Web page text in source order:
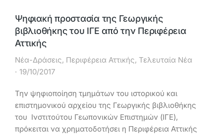
Ψηφιακή προστασία της Γεωργικής
βιβλιοθήκης του ΙΓΕ από την Περιφέρεια
Αττικής
Νέα-Δράσεις, Περιφέρεια Αττικής, Τελευταία Νέα
19/10/2017
Την ψηφιοποίηση τμημάτων του ιστορικού και
επιστημονικού αρχείου της Γεωργικής βιβλιοθήκης
του Ινστιτούτου Γεωπονικών Επιστημών (ΙΓΕ),
πρόκειται να χρηματοδοτήσει η Περιφέρεια Αττικής